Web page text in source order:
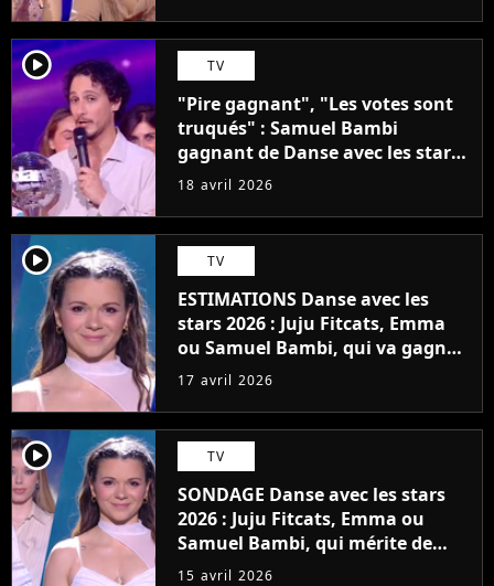
player2 TV
"Pire gagnant", "Les votes sont
truqués" : Samuel Bambi
gagnant de Danse avec les stars
2026, Juju Fitcats volée ?
18 avril 2026
player2 TV
ESTIMATIONS Danse avec les
stars 2026 : Juju Fitcats, Emma
ou Samuel Bambi, qui va gagner
la finale du 17 avril ? Le public a
17 avril 2026
player2 TV
SONDAGE Danse avec les stars
2026 : Juju Fitcats, Emma ou
Samuel Bambi, qui mérite de
gagner la finale du vendredi 17
15 avril 2026